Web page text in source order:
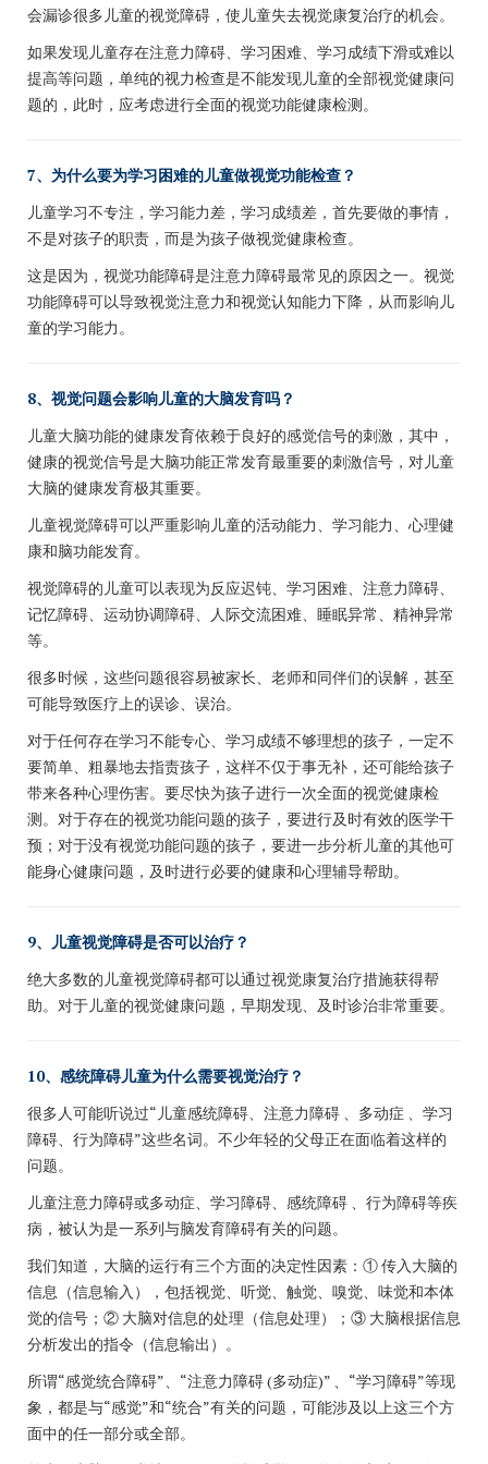
会漏诊很多儿童的视觉障碍，使儿童失去视觉康复治疗的机会。
如果发现儿童存在注意力障碍、学习困难、学习成绩下滑或难以
提高等问题，单纯的视力检查是不能发现儿童的全部视觉健康问
题的，此时，应考虑进行全面的视觉功能健康检测。
7、为什么要为学习困难的儿童做视觉功能检查？
儿童学习不专注，学习能力差，学习成绩差，首先要做的事情，
不是对孩子的职责，而是为孩子做视觉健康检查。
这是因为，视觉功能障碍是注意力障碍最常见的原因之一。 视觉
功能障碍可以导致视觉注意力和视觉认知能力下降，从而影响儿
童的学习能力。
8、视觉问题会影响儿童的大脑发育吗？
儿童大脑功能的健康发育依赖于良好的感觉信号的刺激，其中，
健康的视觉信号是大脑功能正常发育最重要的刺激信号，对儿童
大脑的健康发育极其重要。
儿童视觉障碍可以严重影响儿童的活动能力、学习能力、心理健
康和脑功能发育。
视觉障碍的儿童可以表现为反应迟钝、学习困难、注意力障碍、
记忆障碍、运动协调障碍、人际交流困难、睡眠异常、精神异常
等。
很多时候，这些问题很容易被家长、老师和同伴们的误解，甚至
可能导致医疗上的误诊、误治。
对于任何存在学习不能专心、学习成绩不够理想的孩子，一定不
要简单、粗暴地去指责孩子，这样不仅于事无补，还可能给孩子
带来各种心理伤害。要尽快为孩子进行一次全面的视觉健康检
测。对于存在的视觉功能问题的孩子，要进行及时有效的医学干
预；对于没有视觉功能问题的孩子，要进一步分析儿童的其他可
能身心健康问题，及时进行必要的健康和心理辅导帮助。
9、 儿童视觉障碍是否可以治疗？
绝大多数的儿童视觉障碍都可以通过视觉康复治疗措施获得帮
助。 对于儿童的视觉健康问题，早期发现、及时诊治非常重要。
10、感统障碍儿童为什么需要视觉治疗？
很多人可能听说过“儿童感统障碍、注意力障碍 、多动症 、学习
障碍、行为障碍”这些名词。不少年轻的父母正在面临着这样的
问题。
儿童注意力障碍或多动症、学习障碍、感统障碍 、行为障碍等疾
病，被认为是一系列与脑发育障碍有关的问题。
我们知道，大脑的运行有三个方面的决定性因素：①传入大脑的
信息（信息输入），包括视觉、听觉、触觉、嗅觉、味觉和本体
觉的信号；② 大脑对信息的处理（信息处理）；③ 大脑根据信息
分析发出的指令（信息输出）。
所谓“感觉统合障碍”、“注意力障碍 (多动症)” 、“学习障碍”等现
象，都是与“感觉”和“统合”有关的问题，可能涉及以上这三个方
面中的任一部分或全部。